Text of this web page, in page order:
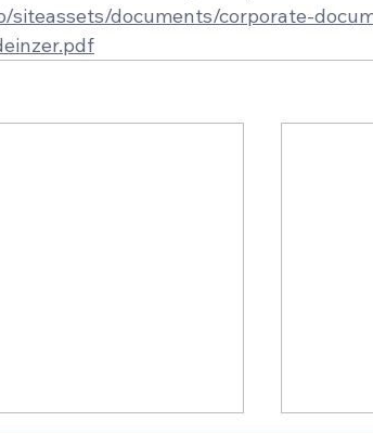
siteassets/documents/corporate-